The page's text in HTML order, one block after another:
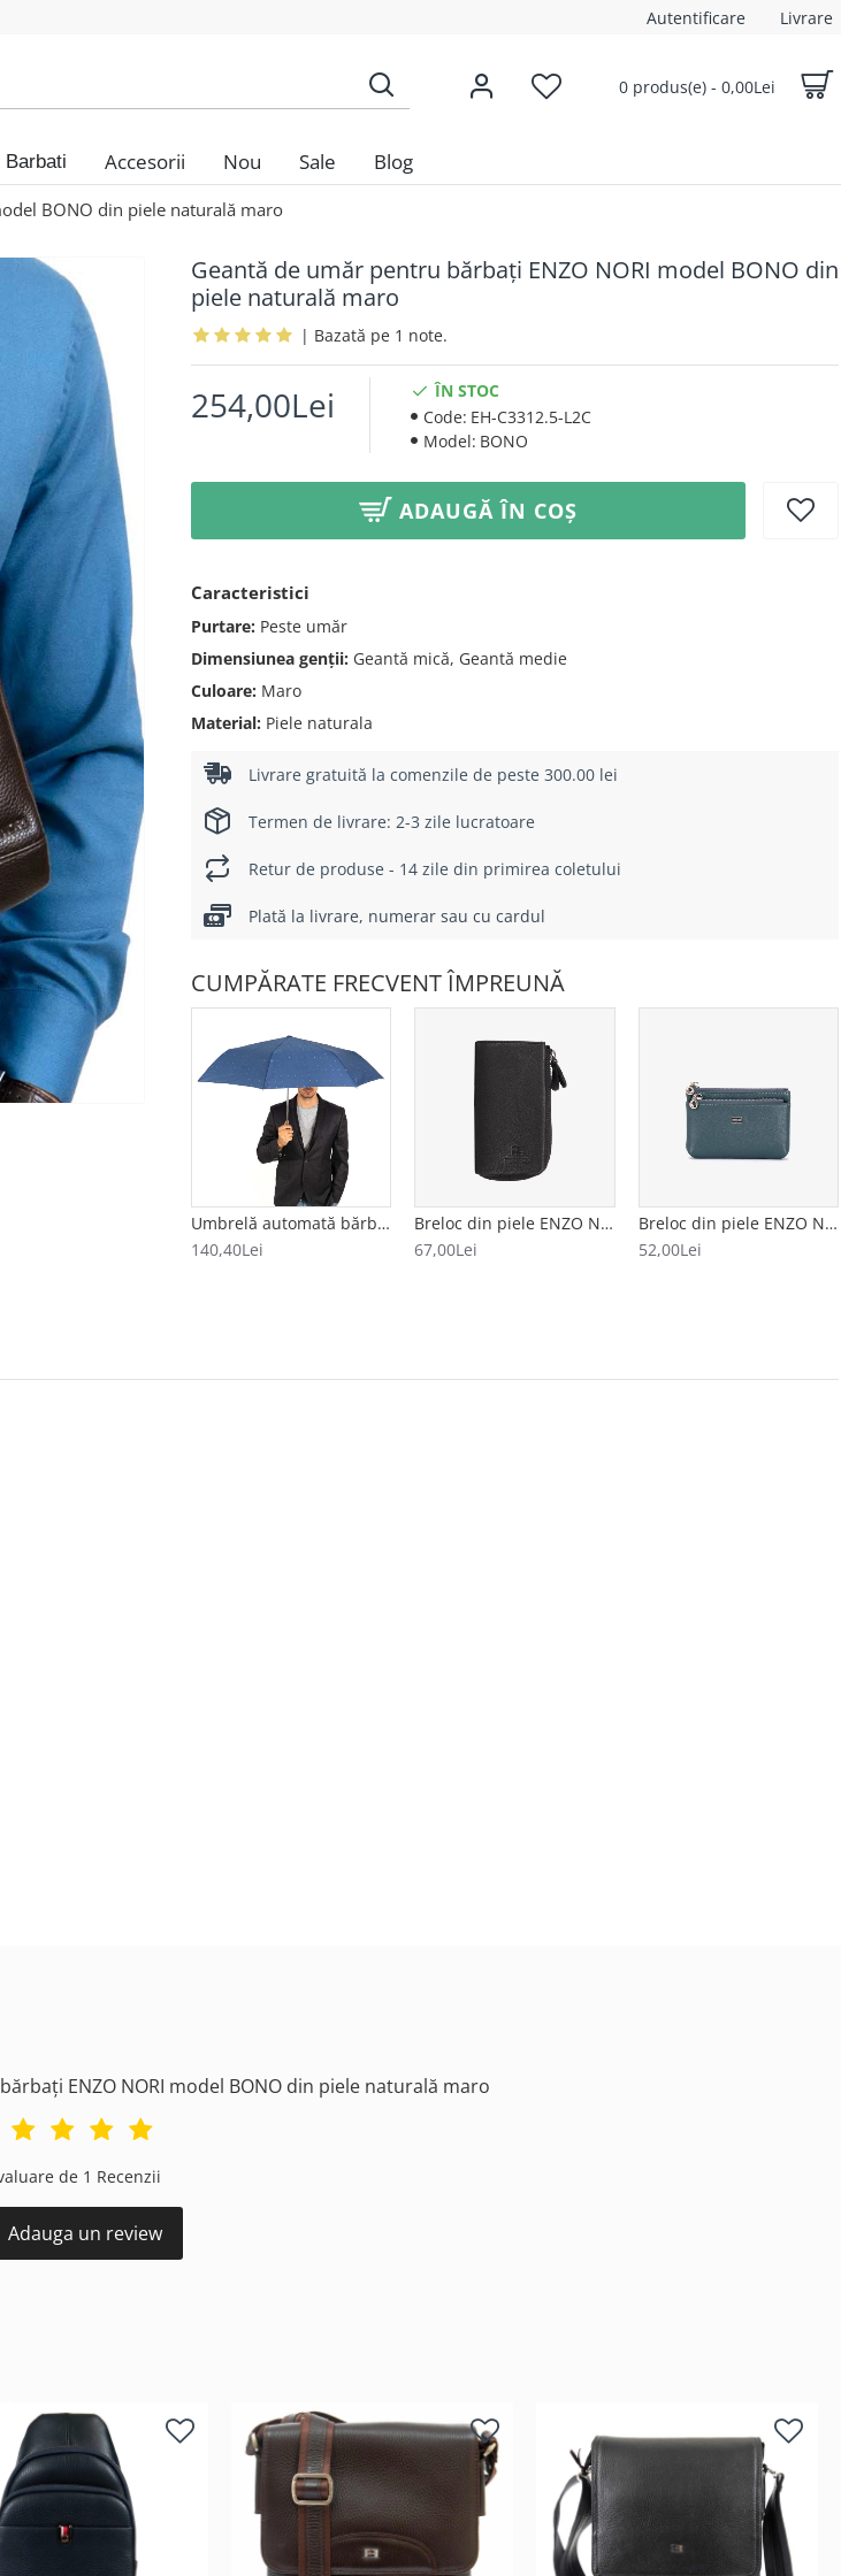
Autentificare Livrare
0 produs(e) - 0,00Lei
Barbati Accesorii Nou Sale Blog
BONO din piele naturală maro
Geantă de umăr pentru bărbați ENZO NORI model BONO din
piele naturală maro
| Bazată pe 1 note.
254,00Lei
ÎN STOC
Code: EH-C3312.5-L2C
Model: BONO
ADAUGĂ ÎN COȘ
Caracteristici
Purtare: Peste umăr
Dimensiunea genții: Geantă mică, Geantă medie
Culoare: Maro
Material: Piele naturala
Livrare gratuită la comenzile de peste 300.00 lei
Termen de livrare: 2-3 zile lucratoare
Retur de produse - 14 zile din primirea coletului
Plată la livrare, numerar sau cu cardul
CUMPĂRATE FRECVENT ÎMPREUNĂ
Umbrelă automată bărbați CLIMA BISETTI model ESTRELLAS albastru
140,40Lei
Breloc din piele ENZO NORI model AVA negru
67,00Lei
Breloc din piele ENZO NORI model FILL albastru
52,00Lei
ENZO NORI model BONO din piele naturală maro
de 1 Recenzii
Adauga un review